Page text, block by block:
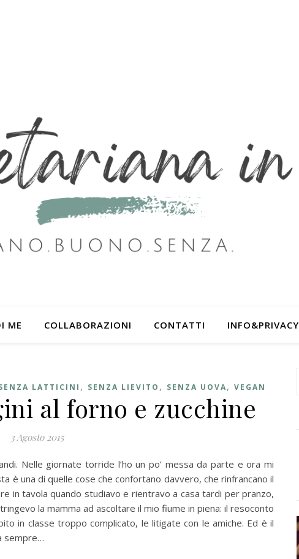
ME COLLABORAZIONI CONTATTI INFO&PRIVACY
LATTICINI , SENZA LIEVITO , SENZA UOVA, VEGAN
al forno e zucchine
3 Agosto 2015
Nelle giornate torride l’ho un po’ messa da parte e ora mi
è una di quelle cose che confortano davvero, che rinfrancano il
in tavola quando studiavo e rientravo a casa tardi per pranzo,
la mamma ad ascoltare il mio fiume in piena: il resoconto
in classe troppo complicato, le litigate con le amiche. Ed è il
sempre…